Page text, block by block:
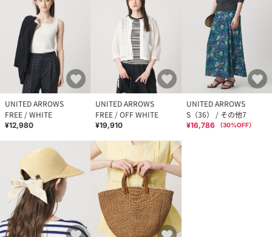
UNITED ARROWS
FREE / WHITE
¥12,980
UNITED ARROWS
FREE / OFF WHITE
¥19,910
UNITED ARROWS
S（36） / その他7
¥16,786 （30%OFF）